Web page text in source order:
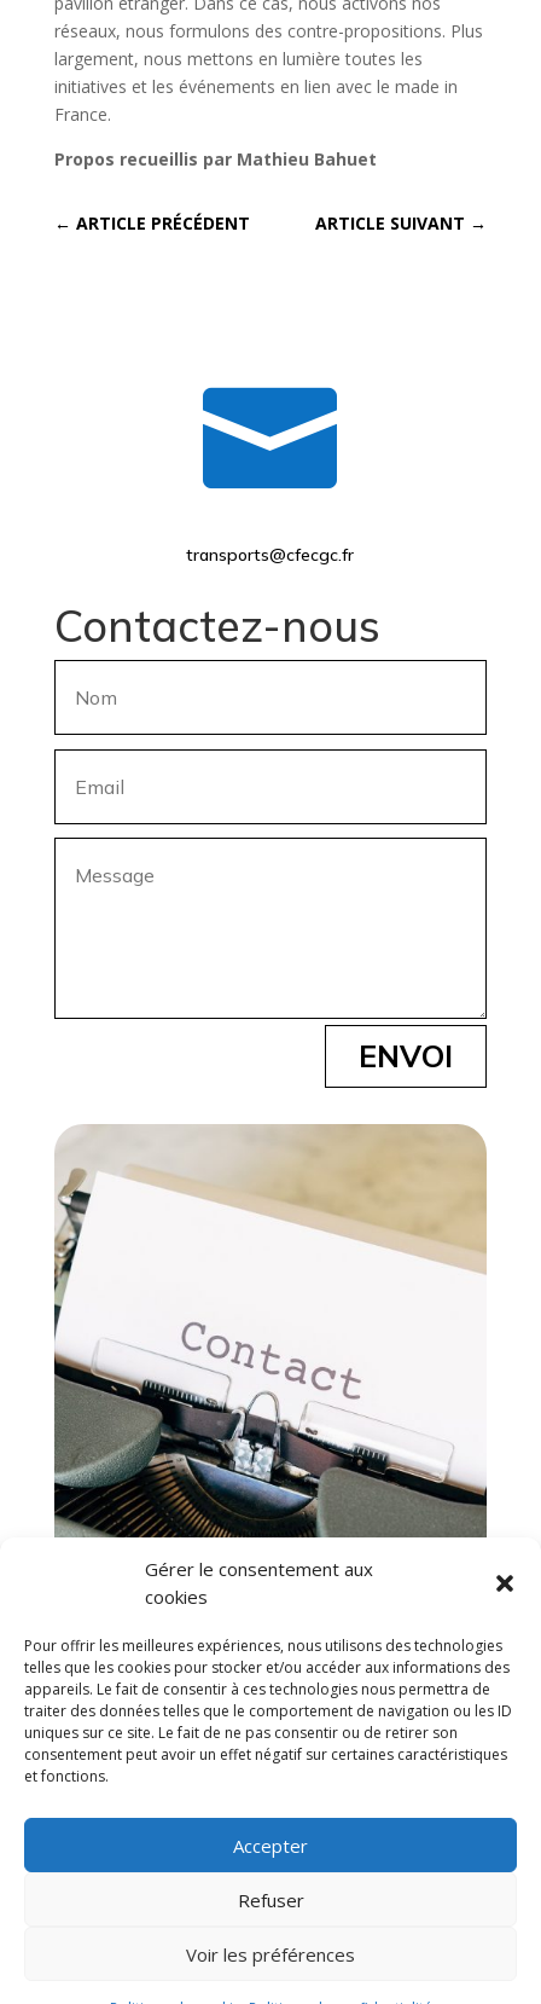
Gérer le consentement aux
cookies
Pour offrir les meilleures expériences, nous utilisons des technologies
telles que les cookies pour stocker et/ou accéder aux informations des
appareils. Le fait de consentir à ces technologies nous permettra de
traiter des données telles que le comportement de navigation ou les ID
uniques sur ce site. Le fait de ne pas consentir ou de retirer son
consentement peut avoir un effet négatif sur certaines caractéristiques
et fonctions.
Accepter
Refuser
Voir les préférences
réseaux, nous formulons des contre-propositions. Plus
largement, nous mettons en lumière toutes les
initiatives et les événements en lien avec le made in
France.
Propos recueillis par Mathieu Bahuet
← ARTICLE PRÉCÉDENT ARTICLE SUIVANT →

transports@cfecgc.fr
Contactez-nous
ENVOI